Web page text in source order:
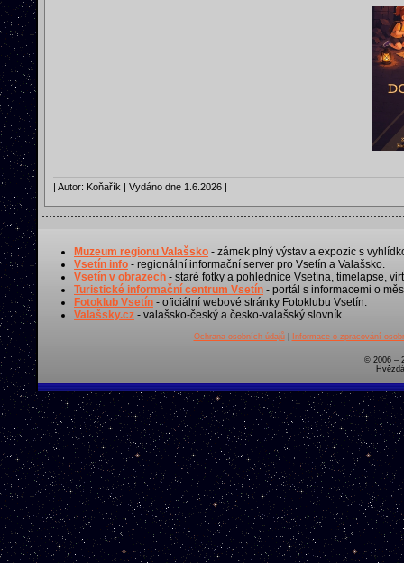
| Autor: Koňařík | Vydáno dne 1.6.2026 |
Muzeum regionu Valašsko - zámek plný výstav a expozic s
Vsetín info - regionální informační server pro Vsetín a Valašsko.
Vsetín v obrazech - staré fotky a pohlednice Vsetína, timelapse,
Turistické informační centrum Vsetín - portál s informacemi o
Fotoklub Vsetín - oficiální webové stránky Fotoklubu Vsetín.
Valašsky.cz - valašsko-český a česko-valašský slovník.
Ochrana osobních údajů| Informace o zpracování
© 2006 –